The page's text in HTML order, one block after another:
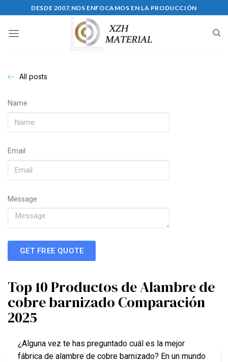
DESDE 2007,NOS ENFOCAMOS EN LA PRODUCCIÓN
All posts
Name
Email
Message
GET FREE QUOTE
Top 10 Productos de Alambre de
cobre barnizado Comparación
2025
¿Alguna vez te has preguntado cuál es la mejor
fábrica de alambre de cobre barnizado? En un mundo